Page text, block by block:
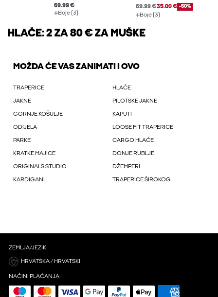
69.99 €
Boje (3)
69.99 €35.00 € -50%
Boje (3)
HLAČE: 2 ZA 80 € ZA MUŠKE
MOŽDA ĆE VAS ZANIMATI I OVO
TRAPERICE HLAČE
JAKNE PILOTSKE JAKNE
GORNJE KOŠULJE KAPUTI
ODIJELA LOOSE FIT TRAPERICE
PARKE CARGO HLAČE
KRATKE MAJICE DONJE RUBLJE
ORIGINALS STUDIO DŽEMPERI
KARDIGANI TRAPERICE ŠIROKOG
ZEMLJA/JEZIK
HRVATSKA / HRVATSKI
NAČINI PLAĆANJA